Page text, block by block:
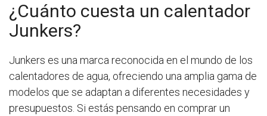
¿Cuánto cuesta un calentador
Junkers?
Junkers es una marca reconocida en el mundo de los
calentadores de agua, ofreciendo una amplia gama de
modelos que se adaptan a diferentes necesidades y
presupuestos. Si estás pensando en comprar un